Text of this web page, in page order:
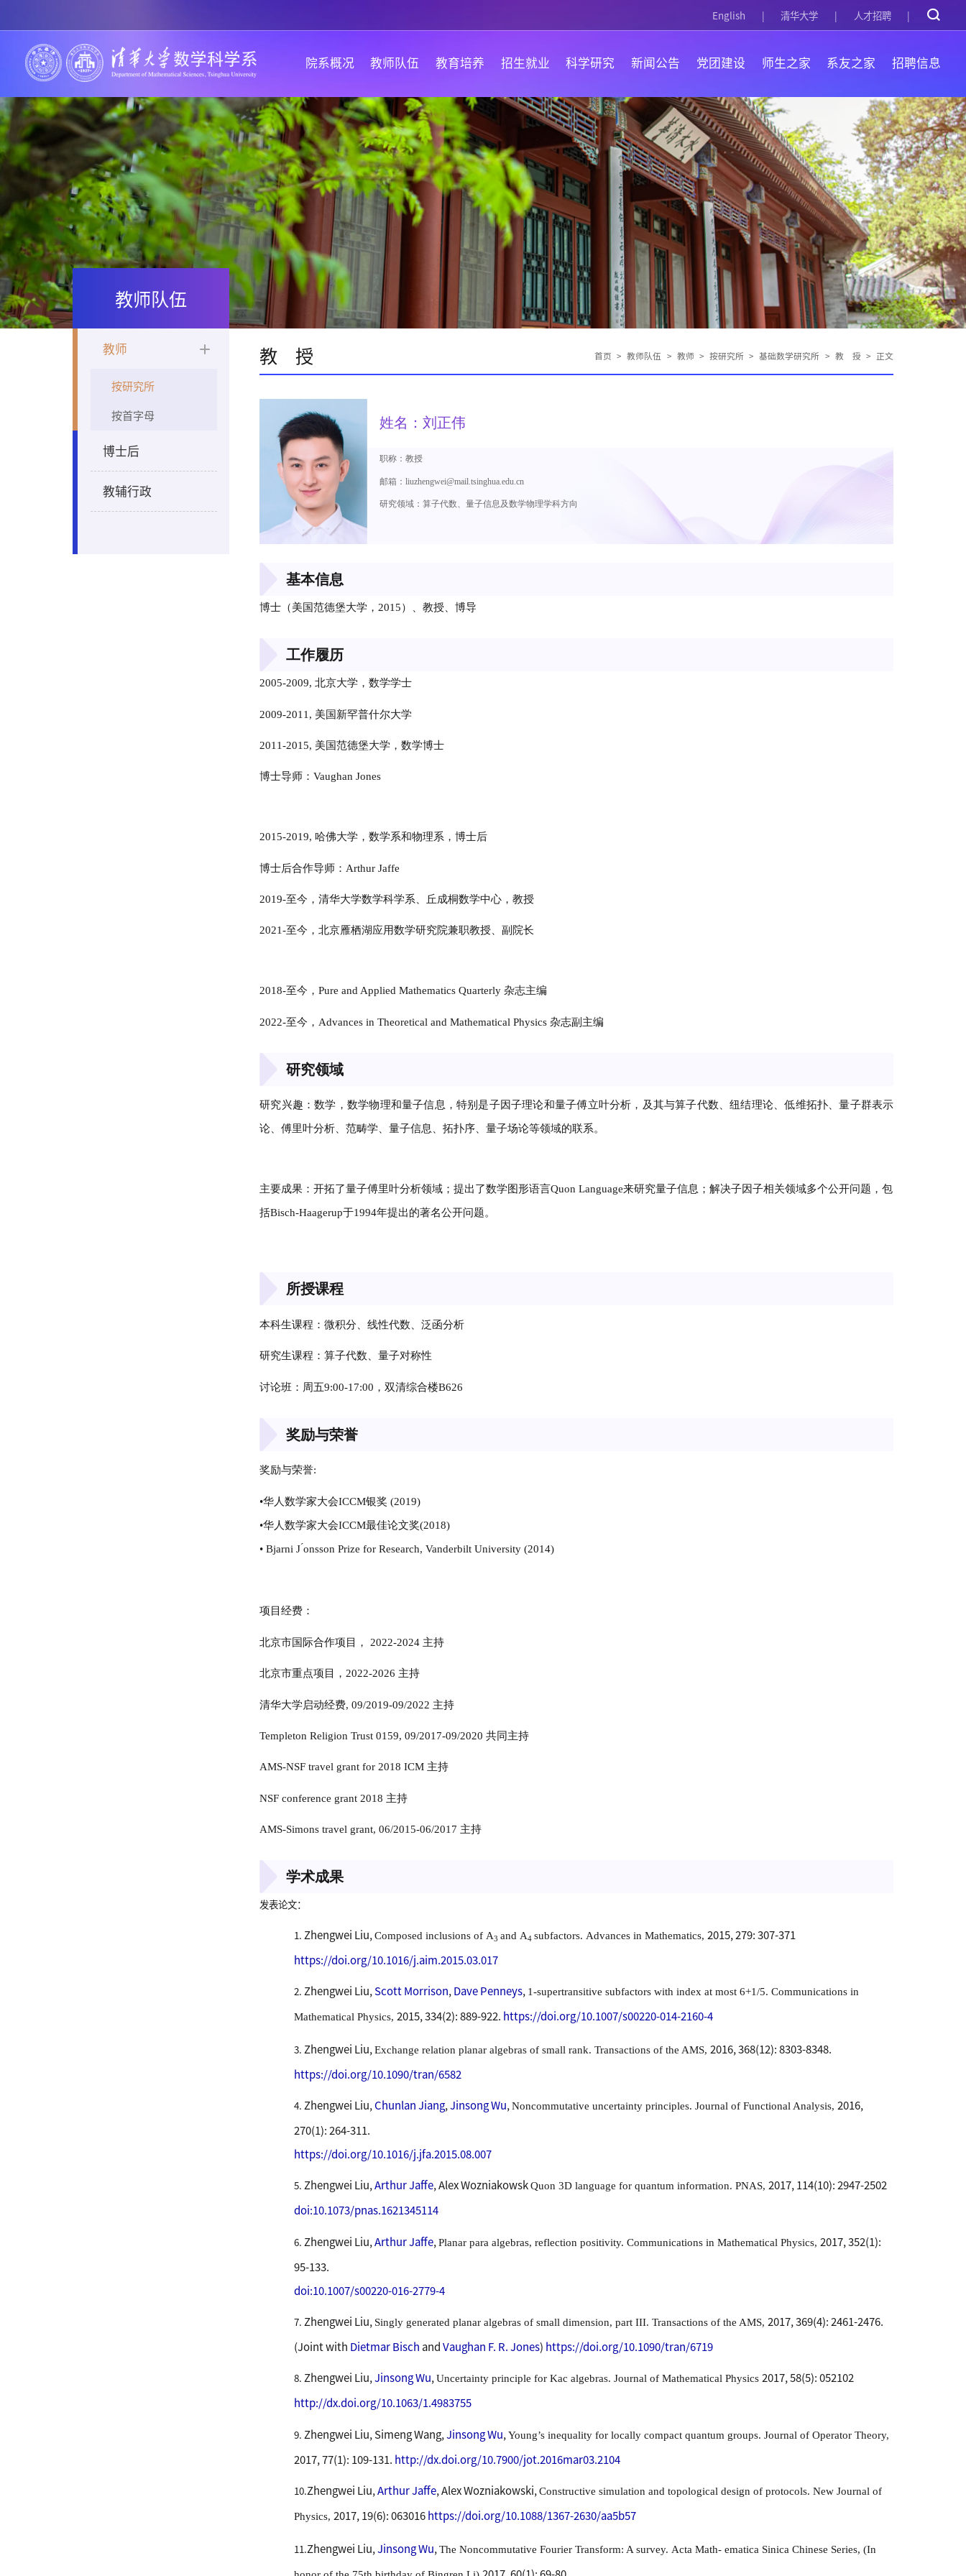
English 清华大学 人才招聘
院系概况 教师队伍 教育培养 招生就业 科学研究 新闻公告 党团建设 师生之家 系友之家 招聘信息
教师队伍
教师
按研究所
按首字母
博士后
教辅行政
教 授 首页 > 教师队伍 > 教师 > 按研究所 > 基础数学研究所 > 教 授 > 正文
姓名：刘正伟
职称：教授
邮箱：liuzhengwei@mail.tsinghua.edu.cn
研究领域：算子代数、量子信息及数学物理学科方向
基本信息
博士（美国范德堡大学 ，2015）、教授、博导
工作履历
2005-2009, 北京大学，数学学士
2009-2011, 美国新罕普什尔大学
2011-2015, 美国范德堡大学，数学博士
博士导师：Vaughan Jones
2015-2019, 哈佛大学，数学系和物理系，博士后
博士后合作导师：Arthur Jaffe
2019-至今，清华大学数学科学系、丘成桐数学中心，教授
2021-至今，北京雁栖湖应用数学研究院兼职教授、副院长
2018-至今，Pure and Applied Mathematics Quarterly 杂志主编
2022-至今，Advances in Theoretical and Mathematical Physics 杂志副主编
研究领域
研究兴趣：数学，数学物理和量子信息，特别是子因子理论和量子傅立叶分析，及其与算子代数、纽结理论、低维拓扑、量子群表示
论、傅里叶分析、范畴学、量子信息、拓扑序、量子场论等领域的联系。
主要成果：开拓了量子傅里叶分析领域；提出了数学图形语言Quon Language来研究量子信息；解决子因子相关领域多个公开问题，包
括Bisch-Haagerup于1994年提出的著名公开问题。
所授课程
本科生课程：微积分、线性代数、泛函分析
研究生课程：算子代数、量子对称性
讨论班：周五9:00-17:00，双清综合楼B626
奖励与荣誉
奖励与荣誉:
•华人数学家大会ICCM银奖 (2019)
•华人数学家大会ICCM最佳论文奖(2018)
• Bjarni J ́onsson Prize for Research, Vanderbilt University (2014)
项目经费：
北京市国际合作项目， 2022-2024 主持
北京市重点项目，2022-2026 主持
清华大学启动经费, 09/2019-09/2022 主持
Templeton Religion Trust 0159, 09/2017-09/2020 共同主持
AMS-NSF travel grant for 2018 ICM 主持
NSF conference grant 2018 主持
AMS-Simons travel grant, 06/2015-06/2017 主持
学术成果
发表论文：
1. Zhengwei Liu,Composed inclusions of A3and A4subfactors. Advances in Mathematics,2015, 279: 307-371
https://doi.org/10.1016/j.aim.2015.03.017
2.Zhengwei Liu, Scott Morrison, Dave Penneys, 1-supertransitive subfactors with index at most 6+1/5.Communications in
Mathematical Physics,2015, 334(2): 889-922. https://doi.org/10.1007/s00220-014-2160-4
3. Zhengwei Liu,Exchange relation planar algebras of small rank.Transactions of the AMS,2016, 368(12): 8303-8348.
https://doi.org/10.1090/tran/6582
4. Zhengwei Liu,Chunlan Jiang,Jinsong Wu,Noncommutative uncertainty principles.Journal of Functional Analysis,2016,
270(1): 264-311.
https://doi.org/10.1016/j.jfa.2015.08.007
5.Zhengwei Liu,Arthur Jaffe, Alex WozniakowskQuon 3D language for quantum information.PNAS,2017, 114(10): 2947-2502
doi:10.1073/pnas.1621345114
6. Zhengwei Liu,Arthur Jaffe,Planar para algebras, reflection positivity.Communications in Mathematical Physics,2017, 352(1):
95-133.
doi:10.1007/s00220-016-2779-4
7.Zhengwei Liu, Singly generated planar algebras of small dimension, part III.Transactions of the AMS,2017, 369(4): 2461-2476.
(Joint with Dietmar Bisch andVaughan F. R. Jones) https://doi.org/10.1090/tran/6719
8.Zhengwei Liu,Jinsong Wu,Uncertainty principle for Kac algebras.Journal of Mathematical Physics2017, 58(5): 052102
http://dx.doi.org/10.1063/1.4983755
9. Zhengwei Liu, Simeng Wang,Jinsong Wu,Young’s inequality for locally compact quantum groups.Journal of Operator Theory,
2017, 77(1): 109-131. http://dx.doi.org/10.7900/jot.2016mar03.2104
10.Zhengwei Liu,Arthur Jaffe, Alex Wozniakowski,Constructive simulation and topological design of protocols.New Journal of
Physics,2017, 19(6): 063016https://doi.org/10.1088/1367-2630/aa5b57
11.Zhengwei Liu,Jinsong Wu,The Noncommutative Fourier Transform: A survey. Acta Math- ematica Sinica Chinese Series, (In